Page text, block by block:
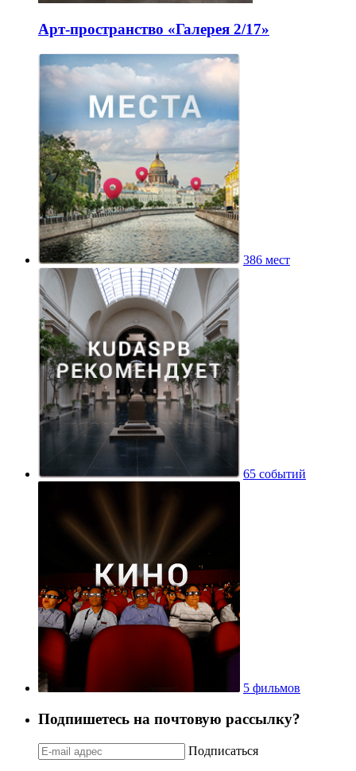
Арт-пространство «Галерея 2/17»
386 мест
65 событий
5 фильмов
Подпишетесь на почтовую рассылку?
Подписаться